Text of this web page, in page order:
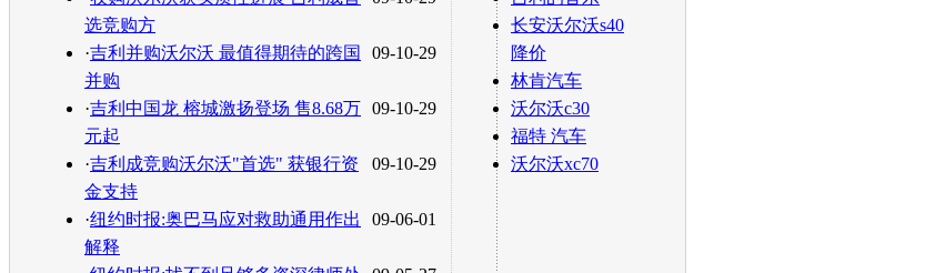
选竞购方
09-10-29
·吉利并购沃尔沃 最值得期待的跨国
并购
09-10-29
·吉利中国龙 榕城激扬登场 售8.68万
元起
09-10-29
·吉利成竞购沃尔沃"首选" 获银行资
金支持
09-06-01
·纽约时报:奥巴马应对救助通用作出
解释
长安沃尔沃s40
降价
林肯汽车
沃尔沃c30
福特 汽车
沃尔沃xc70